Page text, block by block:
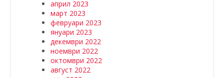
април 2023
март 2023
февруари 2023
януари 2023
декември 2022
ноември 2022
октомври 2022
август 2022